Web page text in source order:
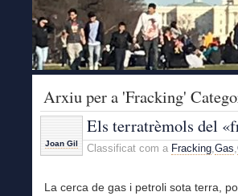
Arxiu per a 'Fracking'
Joan Gil
Els terratrèmols del
Classificat com a Fracking,Gas,
La cerca de gas i petroli sota terra,